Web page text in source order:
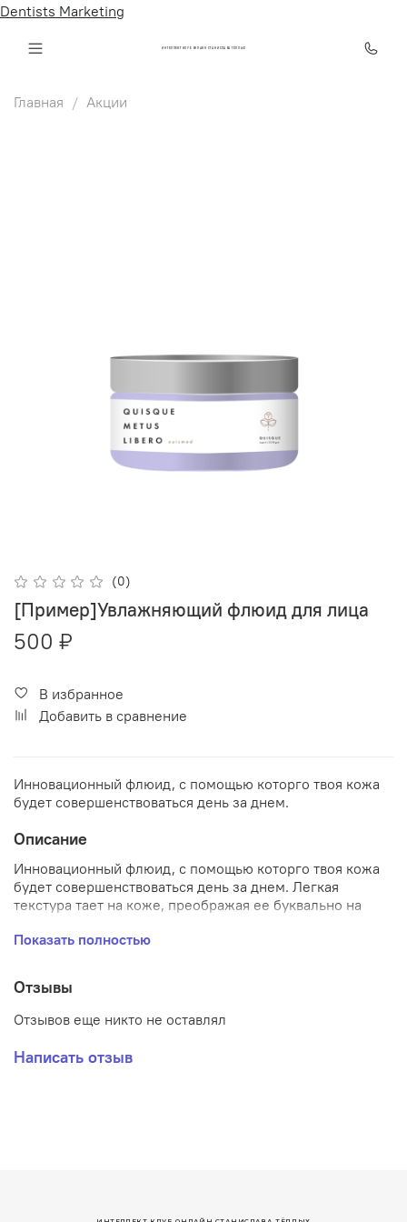
Dentists Marketing
ИНТЕЛЛЕКТ КЛУБ ОНЛАЙН СТАНИСЛАВА ТЁПЛЫХ
Главная Акции
(0)
[Пример]Увлажняющий флюид для лица
500 ₽
В избранное
Добавить в сравнение
Инновационный флюид, с помощью которго твоя кожа
будет совершенствоваться день за днем.
Описание
Инновационный флюид, с помощью которго твоя кожа
будет совершенствоваться день за днем. Легкая
текстура тает на коже, преображая ее буквально на
уменьшаются, цвет лица становится однородным,
современные высокоэффективные компоненты
помогают нормализовать жирность кожи,
восстанавливают необходимый уровень увлажненности,
делают кожу упругой, ровной и гладкой.
Показать полностью
Отзывы
Отзывов еще никто не оставлял
Написать отзыв